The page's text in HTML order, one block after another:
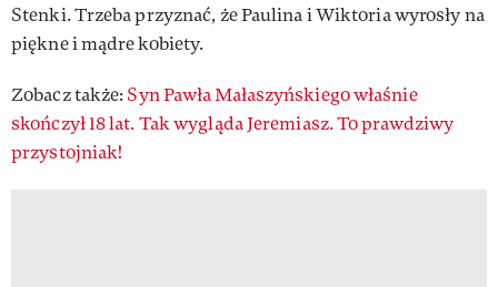
Stenki. Trzeba przyznać, że Paulina i Wiktoria wyrosły na
piękne i mądre kobiety.
Zobacz także: Syn Pawła Małaszyńskiego właśnie
skończył 18 lat. Tak wygląda Jeremiasz. To prawdziwy
przystojniak!